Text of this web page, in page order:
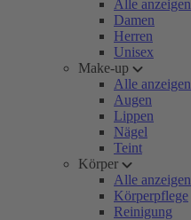
Alle anzeigen
Damen
Herren
Unisex
Make-up
Alle anzeigen
Augen
Lippen
Nägel
Teint
Körper
Alle anzeigen
Körperpflege
Reinigung